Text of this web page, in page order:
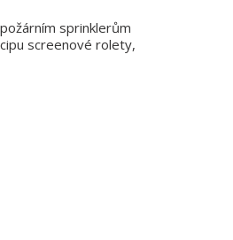
sprinklerům
screenové rolety,